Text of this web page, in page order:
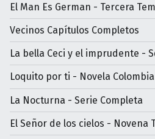
El Man Es German - Tercera
Vecinos Capítulos Completos
La bella Ceci y el imprudente -
Loquito por ti - Novela
La Nocturna - Serie Completa
El Señor de los cielos - Novena